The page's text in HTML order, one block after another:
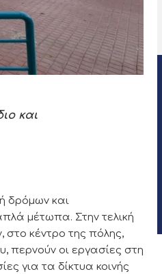
και
δρόμων και
μέτωπα. Στην τελική
στο κέντρο της πόλης,
περνούν οι εργασίες στη
για τα δίκτυα κοινής